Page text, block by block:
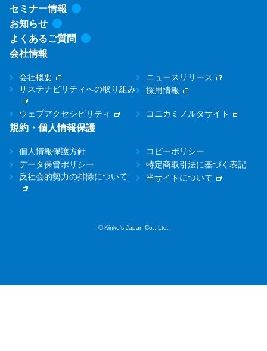
セミナー情報
お知らせ
よくあるご質問
会社情報
会社概要
ニュースリリース
サステナビリティへの取り組み
採用情報
ウェブアクセシビリティ コニカミノルタサイト
規約・個人情報保護
個人情報保護方針
コピーポリシー
データ保管ポリシー
特定商取引法に基づく表記
反社会的勢力の排除について
当サイトについて
© Kinko's Japan Co., Ltd.